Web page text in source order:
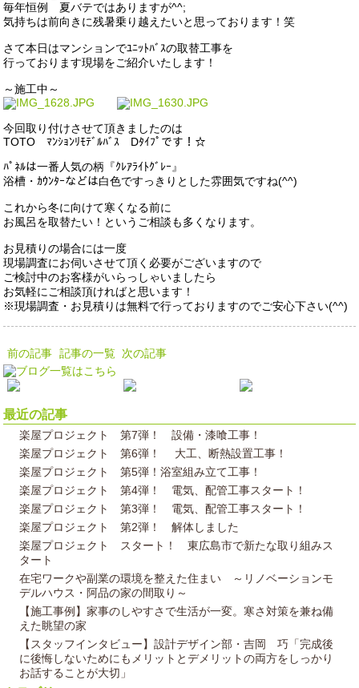
毎年恒例 夏バテではありますが^^;
気持ちは前向きに残暑乗り越えたいと思っております！笑
さて本日はマンションでﾕﾆｯﾄﾊﾞｽの取替工事を
行っております現場をご紹介いたします！
～施工中～
今回取り付けさせて頂きましたのは
TOTO ﾏﾝｼｮﾝﾘﾓﾃﾞﾙﾊﾞｽ Dﾀｲﾌﾟです！☆
ﾊﾟﾈﾙは一番人気の柄『ｸﾚｱﾗｲﾄｸﾞﾚｰ』
浴槽・ｶｳﾝﾀｰなどは白色ですっきりとした雰囲気ですね(^^)
これから冬に向けて寒くなる前に
お風呂を取替たい！というご相談も多くなります。
お見積りの場合には一度
現場調査にお伺いさせて頂く必要がございますので
ご検討中のお客様がいらっしゃいましたら
お気軽にご相談頂ければと思います！
※現場調査・お見積りは無料で行っておりますのでご安心下さい(^^)
前の記事 記事の一覧 次の記事
最近の記事
楽屋プロジェクト 第7弾！ 設備・漆喰工事！
楽屋プロジェクト 第6弾！ 大工、断熱設置工事！
楽屋プロジェクト 第5弾！浴室組み立て工事！
楽屋プロジェクト 第4弾！ 電気、配管工事スタート！
楽屋プロジェクト 第3弾！ 電気、配管工事スタート！
楽屋プロジェクト 第2弾！ 解体しました
楽屋プロジェクト スタート！ 東広島市で新たな取り組みス
タート
在宅ワークや副業の環境を整えた住まい ～リノベーションモ
デルハウス・阿品の家の間取り～
【施工事例】家事のしやすさで生活が一変。寒さ対策を兼ね備
えた眺望の家
【スタッフインタビュー】設計デザイン部・吉岡 巧「完成後
に後悔しないためにもメリットとデメリットの両方をしっかり
お話することが大切」